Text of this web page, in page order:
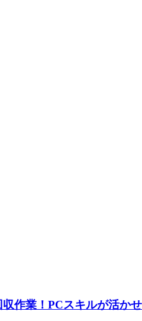
作業！PCスキルが活か